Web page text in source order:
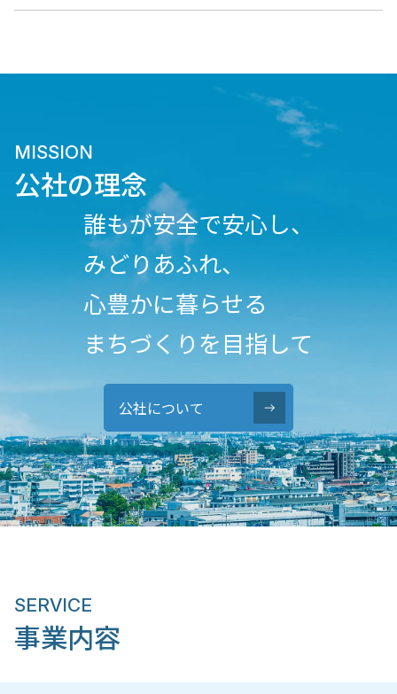
MISSION
公社の理念
誰もが安全で安心し、
みどりあふれ、
心豊かに暮らせる
まちづくりを目指して
公社について
SERVICE
事業内容